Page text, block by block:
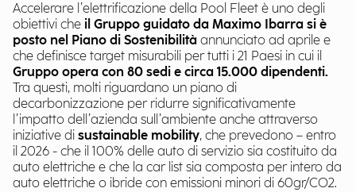
Accelerare l’elettrificazione della Pool Fleet è uno degli
obiettivi che il Gruppo guidato da Maximo Ibarra si è
posto nel Piano di Sostenibilità annunciato ad aprile e
che definisce target misurabili per tutti i 21 Paesi in cui il
Gruppo opera con 80 sedi e circa 15.000 dipendenti.
Tra questi, molti riguardano un piano di
decarbonizzazione per ridurre significativamente
l’impatto dell’azienda sull’ambiente anche attraverso
iniziative di sustainable mobility, che prevedono – entro
il 2026 - che il 100% delle auto di servizio sia costituito da
auto elettriche e che la car list sia composta per intero da
auto elettriche o ibride con emissioni minori di 60gr/CO2.